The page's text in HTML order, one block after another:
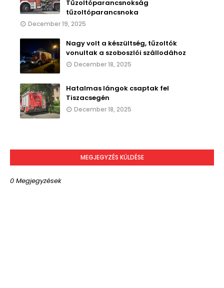
Tűzoltóparancsnokság
tűzoltóparancsnoka
December 19, 2025
Nagy volt a készültség, tűzoltók
vonultak a szoboszlói szállodához
December 18, 2025
Hatalmas lángok csaptak fel
Tiszacsegén
December 18, 2025
MEGJEGYZÉS KÜLDÉSE
0 Megjegyzések